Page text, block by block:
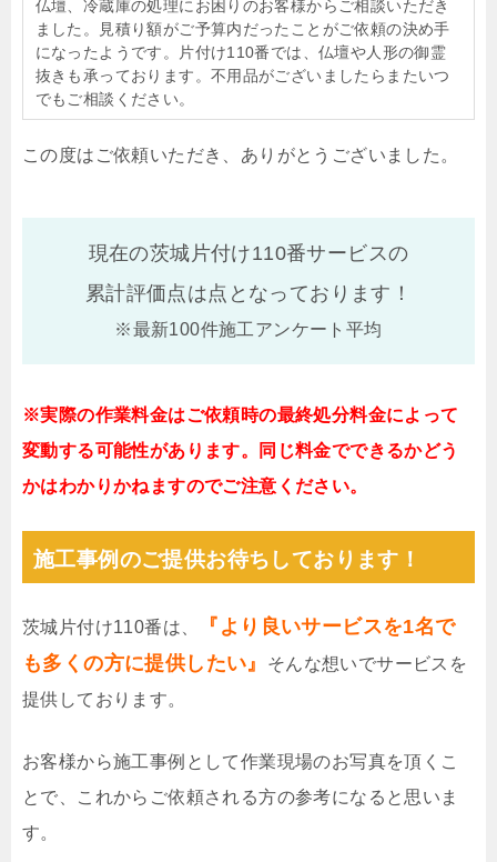
仏壇、冷蔵庫の処理にお困りのお客様からご相談いただき
ました。見積り額がご予算内だったことがご依頼の決め手
になったようです。片付け110番では、仏壇や人形の御霊
抜きも承っております。不用品がございましたらまたいつ
でもご相談ください。
この度はご依頼いただき、ありがとうございました。
現在の茨城片付け110番サービスの
累計評価点は点となっております！
※最新100件施工アンケート平均
※実際の作業料金はご依頼時の最終処分料金によって
変動する可能性があります。同じ料金でできるかどう
かはわかりかねますのでご注意ください。
施工事例のご提供お待ちしております！
茨城片付け110番は、
『より良いサービスを1名で
も多くの方に提供したい』
そんな想いでサービスを
提供しております。
お客様から施工事例として作業現場のお写真を頂くこ
とで、これからご依頼される方の参考になると思いま
す。